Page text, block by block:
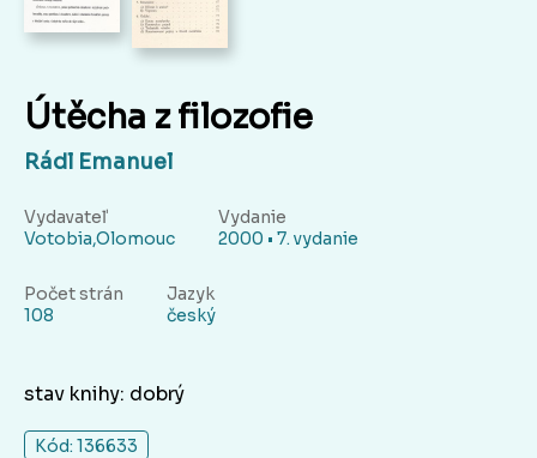
Útěcha z filozofie
Rádl Emanuel
Vydavateľ
Votobia,Olomouc
Vydanie
2000 • 7. vydanie
Počet strán
108
Jazyk
český
stav knihy: dobrý
Kód: 136633